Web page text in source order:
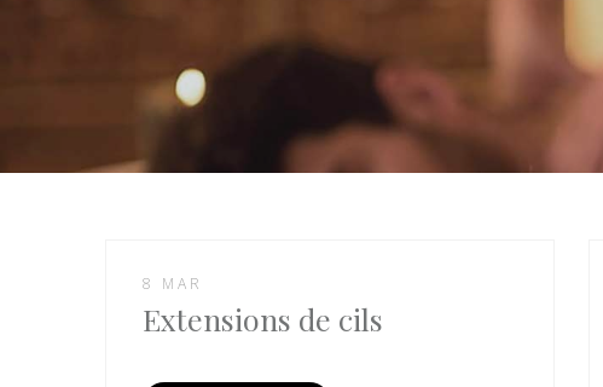
8 MAR
Extensions de cils